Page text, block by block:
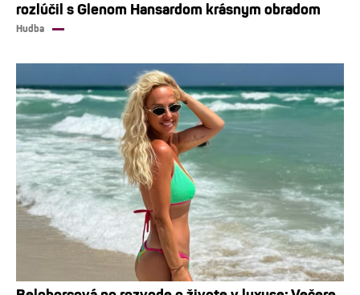
rozlúčil s Glenom Hansardom krásnym obradom
Hudba